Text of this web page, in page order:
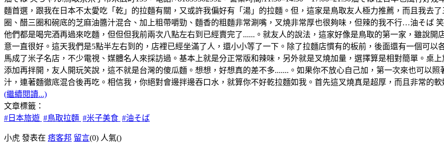
麵首選，跟我在日本不太愛吃「乾」的拉麵有關，又或許我偏好有「湯」的拉麵。但，這家是鳥取友人極力推薦，而且我去
圈、醋三圈和碗底的芝麻油醬汁混合、加上粗帶嚼勁、麵香的粗麵非常涮嘴，叉燒非常厚也很夠味，但辣的我不行…油そば
他們都是喝完酒再過來吃麵，但但但我前兩次八點左右到已經賣完了......。就友人的說法，這家好像是鳥取的第一家，雖說
意一直很好。這天我們是5點半左右到的，店裡已經坐滿了人，還小小等了一下。除了拉麵店慣有的板前，後面還有一個可
馬成了米子名店，不少電視、媒體名人來採訪過。基本上就是分正常版和辣味，另外就是叉燒加量，選擇算是相對簡單。桌
添加再拌開，友人開玩笑說，這不就是台灣的傻瓜麵。想想，好想真的差不多.......。如果你不放心自己加，第一次來也可以
汁，連著麵徹底混合後再吃。相信我，你絕對會邊拌邊吞口水，就算你不好乾拉麵如我。首先這叉燒真是超厚，而且非常的
(繼續閱讀...)
文章標籤：
#日本旅遊 #鳥取拉麵 #米子美食 #油そば
小虎 發表在 痞客邦 留言(0) 人氣()